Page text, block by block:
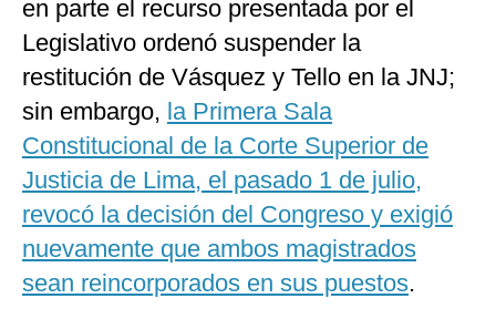
en parte el recurso presentada por el
Legislativo ordenó suspender la
restitución de Vásquez y Tello en la JNJ;
sin embargo, la Primera Sala
Constitucional de la Corte Superior de
Justicia de Lima, el pasado 1 de julio,
revocó la decisión del Congreso y exigió
nuevamente que ambos magistrados
sean reincorporados en sus puestos.